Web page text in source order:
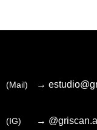
(Mail) →
(IG) →